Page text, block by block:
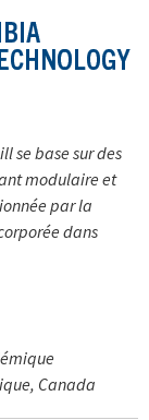
se base sur des
modulaire et
par la
dans
Canada